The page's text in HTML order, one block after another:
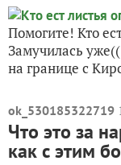
Помогите! Кто
Замучилась
на границе с
ok_530185322719
Что это за
как с этим